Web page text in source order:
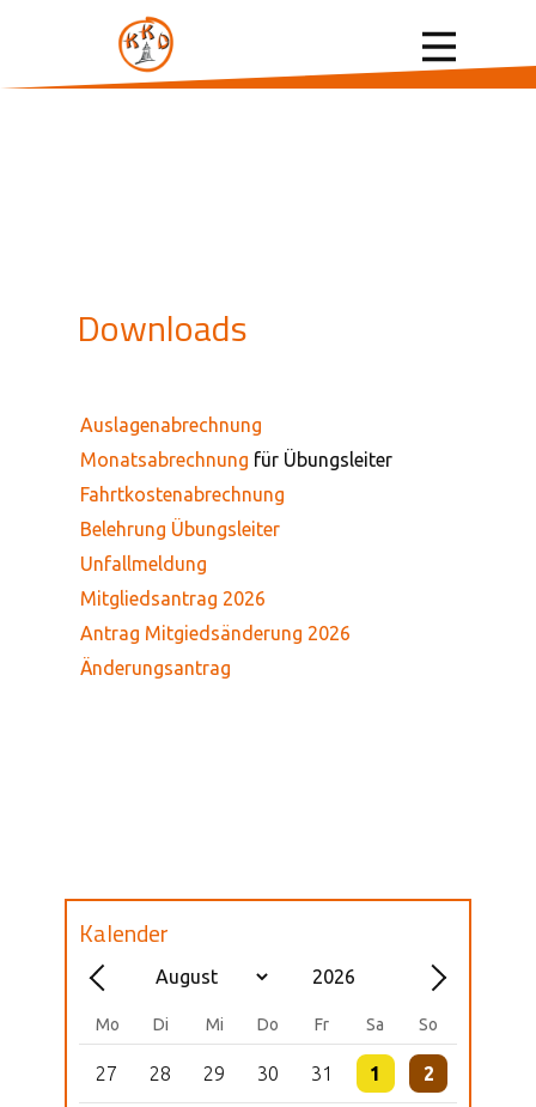
Downloads
Auslagenabrechnung
Monatsabrechnung für Übungsleiter
Fahrtkostenabrechnung
Belehrung Übungsleiter
Unfallmeldung
Mitgliedsantrag 2026
Antrag Mitgiedsänderung 2026
Änderungsantrag
Kalender
Mo Di Mi Do Fr Sa So
27 28 29 30 31 1 2